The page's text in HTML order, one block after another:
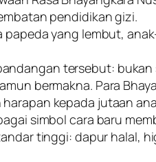
pendidikan gizi.
yang lembut,
tersebut:
bermakna. Para
kepada jutaan
simbol cara baru
tinggi: dapur halal,